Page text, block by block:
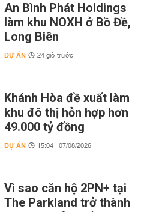
An Bình Phát Holdings
làm khu NOXH ở Bồ Đề,
Long Biên
DỰ ÁN 24 giờ trước
Khánh Hòa đề xuất làm
khu đô thị hỗn hợp hơn
49.000 tỷ đồng
DỰ ÁN 15:04 | 07/08/2026
Vì sao căn hộ 2PN+ tại
The Parkland trở thành